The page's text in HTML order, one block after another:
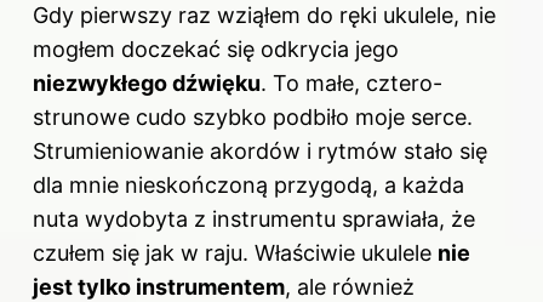
Gdy pierwszy raz wziąłem do ręki ukulele, nie
mogłem doczekać się odkrycia jego
niezwykłego dźwięku. To małe, cztero-
strunowe cudo szybko podbiło moje serce.
Strumieniowanie akordów i rytmów stało się
dla mnie nieskończoną przygodą, a każda
nuta wydobyta z instrumentu sprawiała, że
czułem się jak w raju. Właściwie ukulele nie
jest tylko instrumentem, ale również